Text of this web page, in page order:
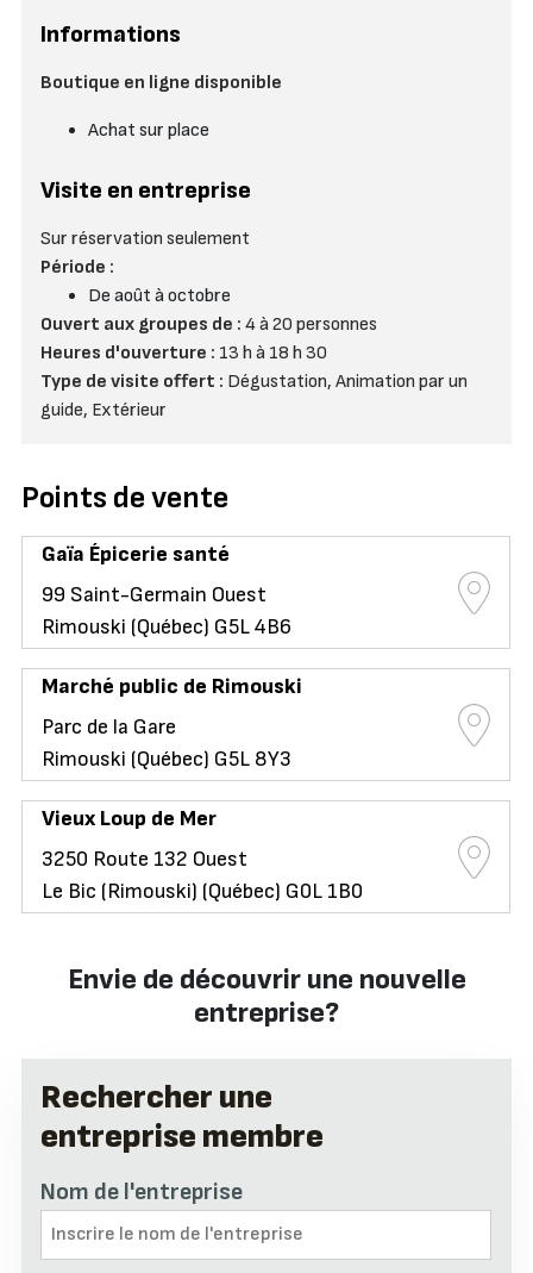
Informations
Boutique en ligne disponible
Achat sur place
Visite en entreprise
Sur réservation seulement
Période :
De août à octobre
Ouvert aux groupes de : 4 à 20 personnes
Heures d'ouverture : 13 h à 18 h 30
Type de visite offert : Dégustation, Animation par un
guide, Extérieur
Points de vente
Gaïa Épicerie santé
99 Saint-Germain Ouest
Rimouski (Québec) G5L 4B6
Marché public de Rimouski
Parc de la Gare
Rimouski (Québec) G5L 8Y3
Vieux Loup de Mer
3250 Route 132 Ouest
Le Bic (Rimouski) (Québec) G0L 1B0
Envie de découvrir une nouvelle
entreprise?
Rechercher une
entreprise membre
Nom de l'entreprise